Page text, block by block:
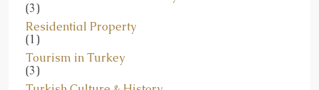
Residential Property
(1)
Tourism in Turkey
(3)
Turkish Culture & History
(2)